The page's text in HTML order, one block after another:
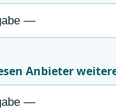
Anbieter